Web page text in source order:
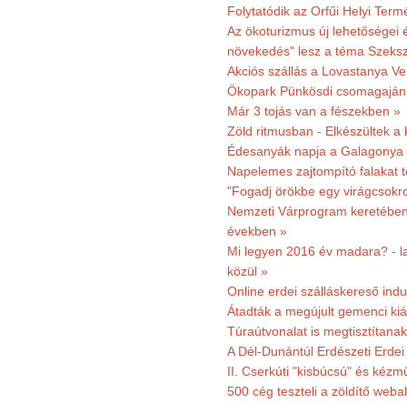
Folytatódik az Orfűi Helyi
Az ökoturizmus új lehetőségei
növekedés" lesz a téma
Akciós szállás a Lovastanya
Ökopark Pünkösdi
Már 3 tojás van a fészekben »
Zöld ritmusban - Elkészültek
Édesanyák napja a
Napelemes zajtompító falakat
"Fogadj örökbe egy
Nemzeti Várprogram
években »
Mi legyen 2016 év madara? -
közül »
Online erdei szálláskereső
Átadták a megújult gemenci
Túraútvonalat is
A Dél-Dunántúl Erdészeti
II. Cserkúti "kisbúcsú" és
500 cég teszteli a zöldítő